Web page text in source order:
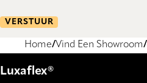
VERSTUUR
Home Vind Een Showroom
Luxaflex®